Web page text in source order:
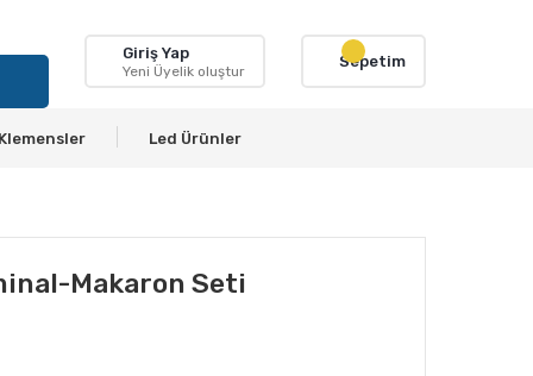
Giriş Yap
Yeni Üyelik oluştur
Sepetim
Klemensler Led Ürünler
Makaron Seti